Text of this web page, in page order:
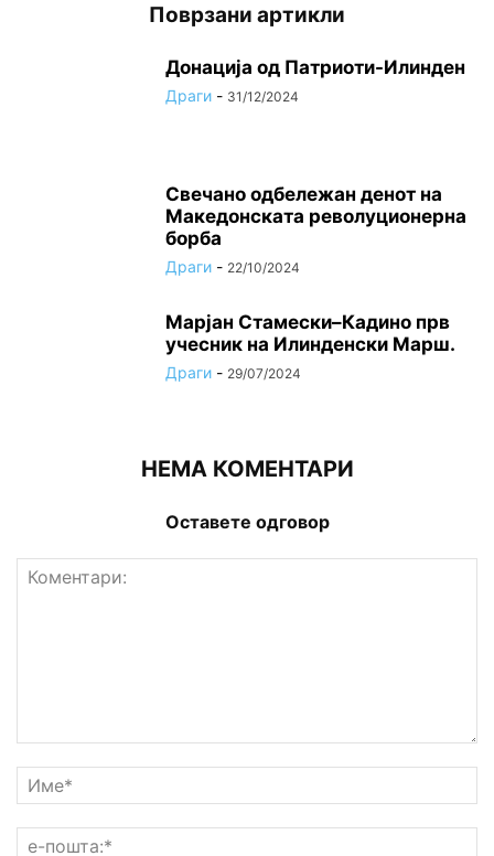
Поврзани артикли
Донација од Патриоти-Илинден
Драги - 31/12/2024
Свечано одбележан денот на
Македонската револуционерна
борба
Драги - 22/10/2024
Марјан Стамески–Кадино прв
учесник на Илинденски Марш.
Драги - 29/07/2024
НЕМА КОМЕНТАРИ
Оставете одговор